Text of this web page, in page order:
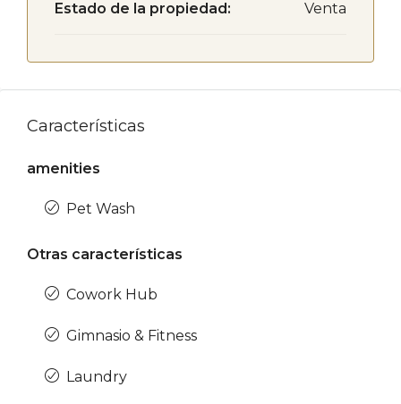
Estado de la propiedad: Venta
Características
amenities
Pet Wash
Otras características
Cowork Hub
Gimnasio & Fitness
Laundry